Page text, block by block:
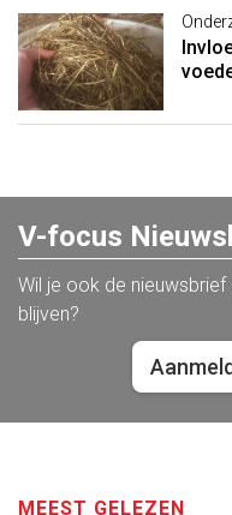
V-focus
Wil je ook de
blijven?
MEEST GELEZEN